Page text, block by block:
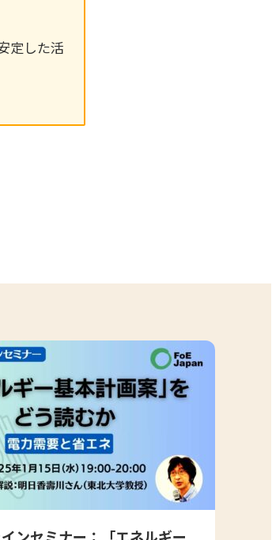
定した活
ンセミナー：「エネルギー